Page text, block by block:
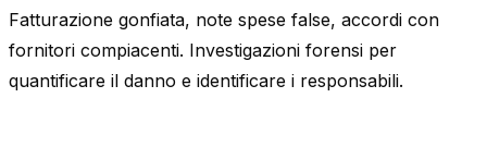
Fatturazione gonfiata, note spese false, accordi con
fornitori compiacenti. Investigazioni forensi per
quantificare il danno e identificare i responsabili.